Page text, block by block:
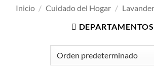
Inicio / Cuidado del Hogar /
DEPARTAMENTOS